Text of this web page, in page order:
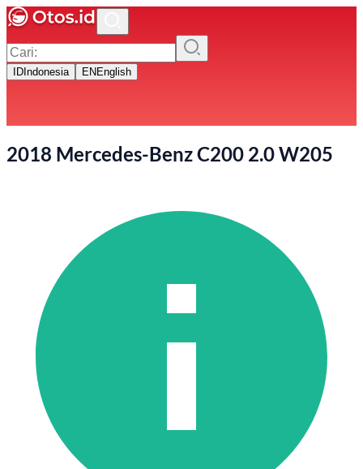
ID Indonesia EN English
2018 Mercedes-Benz C200 2.0 W205